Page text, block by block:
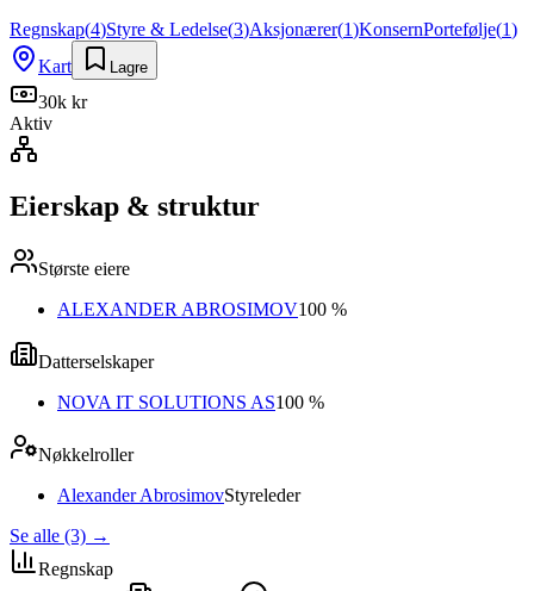
Regnskap(4)Styre & Ledelse(3)Aksjonærer(1)KonsernPortefølje(1)
Kart
Lagre
30k kr
Aktiv
Eierskap & struktur
Største eiere
ALEXANDER ABROSIMOV100 %
Datterselskaper
NOVA IT SOLUTIONS AS100 %
Nøkkelroller
Alexander AbrosimovStyreleder
Se alle (3) →
Regnskap